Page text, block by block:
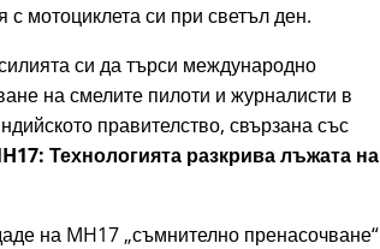
с мотоциклета си при светъл ден.
си да търси международно
на смелите пилоти и журналисти в
правителство, свързана със
Технологията разкрива лъжата на
на MH17 съмнително пренасочване